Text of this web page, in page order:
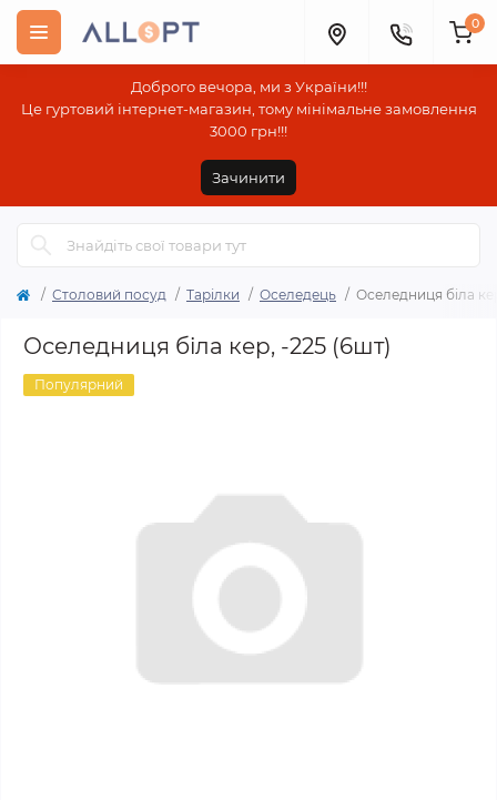
Доброго вечора, ми з України!!!
Це гуртовий інтернет-магазин, тому мінімальне замовлення
3000 грн!!!
Зачинити
0
Столовий посуд Тарілки Оселедець Оселедниця біла
Оселедниця біла кер, -225 (6шт)
Популярний